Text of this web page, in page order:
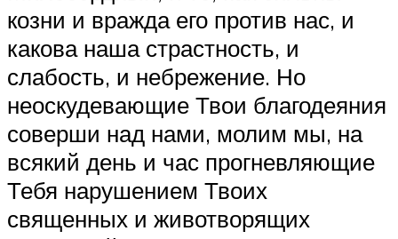
козни и вражда его против нас, и
какова наша страстность, и
слабость, и небрежение. Но
неоскудевающие Твои благодеяния
соверши над нами, молим мы, на
всякий день и час прогневляющие
Тебя нарушением Твоих
священных и животворящих